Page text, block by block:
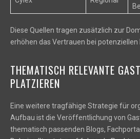
Diese Quellen tragen zusätzlich zur
erhöhen das Vertrauen bei potenziellen
THEMATISCH RELEVANTE
PLATZIEREN
Eine weitere tragfähige Strategie für
Aufbau ist die Veröffentlichung von
thematisch passenden Blogs,